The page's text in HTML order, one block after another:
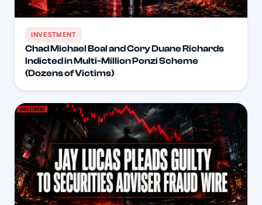
INVESTMENT
Chad Michael Boal and Cory Duane Richards
Indicted in Multi-Million Ponzi Scheme
(Dozens of Victims)